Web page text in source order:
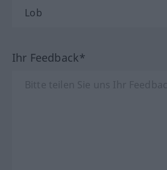
Ihr Feedback*